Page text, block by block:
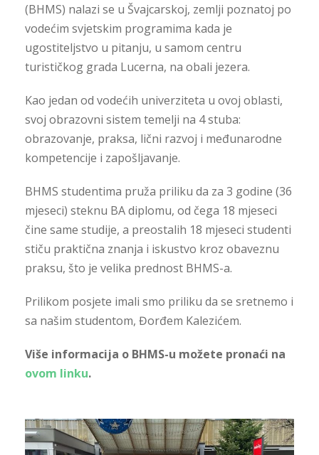
(BHMS) nalazi se u Švajcarskoj, zemlji poznatoj po
vodećim svjetskim programima kada je
ugostiteljstvo u pitanju, u samom centru
turističkog grada Lucerna, na obali jezera.
Kao jedan od vodećih univerziteta u ovoj oblasti,
svoj obrazovni sistem temelji na 4 stuba:
obrazovanje, praksa, lični razvoj i međunarodne
kompetencije i zapošljavanje.
BHMS studentima pruža priliku da za 3 godine (36
mjeseci) steknu BA diplomu, od čega 18 mjeseci
čine same studije, a preostalih 18 mjeseci studenti
stiču praktična znanja i iskustvo kroz obaveznu
praksu, što je velika prednost BHMS-a.
Prilikom posjete imali smo priliku da se sretnemo i
sa našim studentom, Đorđem Kalezićem.
Više informacija o BHMS-u možete pronaći na
ovom linku.